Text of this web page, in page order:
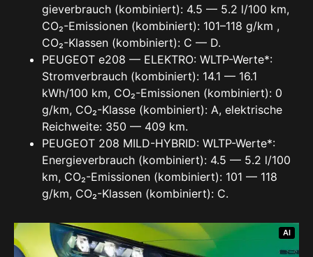
gie­ver­brauch (kom­bi­niert): 4.5 — 5.2 l/100 km,
CO₂-Emis­sio­nen (kom­bi­niert): 101–118 g/km ,
CO₂-Klas­sen (kom­bi­niert): C — D.
PEU­GEOT e208 — ELEK­TRO: WLTP-Wer­te*:
Strom­ver­brauch (kom­bi­niert): 14.1 — 16.1
kWh/100 km, CO₂-Emis­sio­nen (kom­bi­niert): 0
g/km, CO₂-Klas­se (kom­bi­niert): A, elek­tri­sche
Reich­wei­te: 350 — 409 km.
PEU­GEOT 208 MILD-HYBRID: WLTP-Wer­te*:
Ener­gie­ver­brauch (kom­bi­niert): 4.5 — 5.2 l/100
km, CO₂-Emis­sio­nen (kom­bi­niert): 101 — 118
g/km, CO₂-Klas­sen (kom­bi­niert): C.
AI